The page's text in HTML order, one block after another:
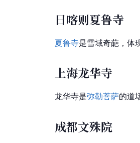
日喀则夏鲁寺
夏鲁寺是雪域奇葩，体
上海龙华寺
龙华寺是弥勒菩萨的道
成都文殊院